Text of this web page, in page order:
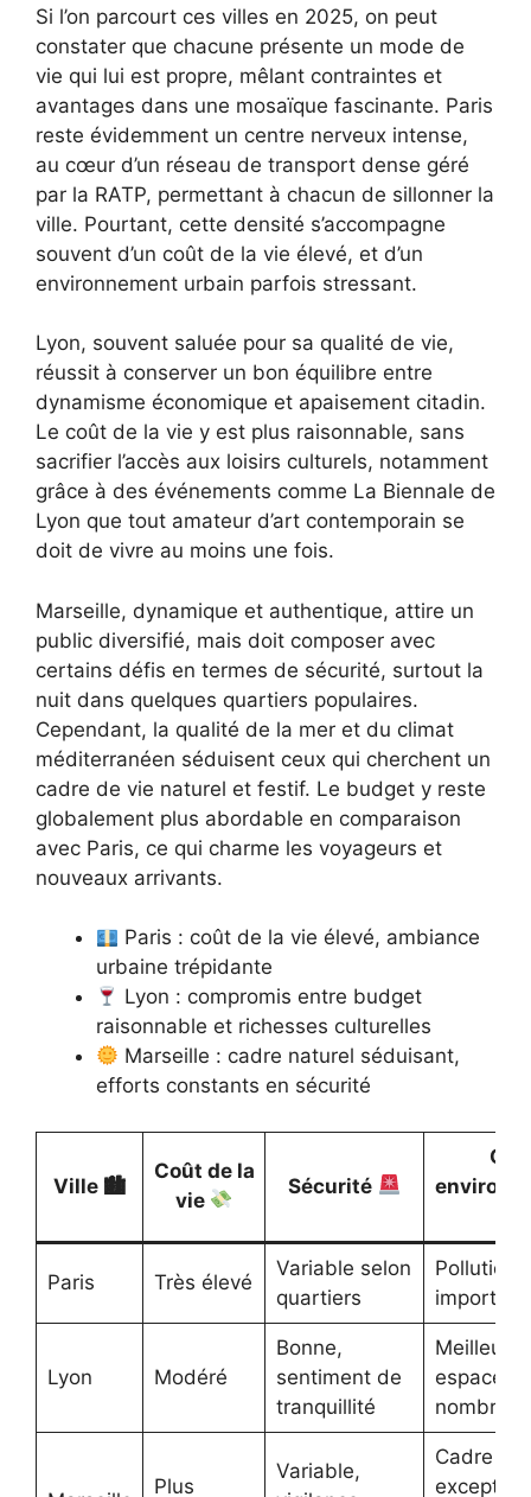
Si l’on parcourt ces villes en 2025, on peut
constater que chacune présente un mode de
vie qui lui est propre, mêlant contraintes et
avantages dans une mosaïque fascinante. Paris
reste évidemment un centre nerveux intense,
au cœur d’un réseau de transport dense géré
par la RATP, permettant à chacun de sillonner la
ville. Pourtant, cette densité s’accompagne
souvent d’un coût de la vie élevé, et d’un
environnement urbain parfois stressant.
Lyon, souvent saluée pour sa qualité de vie,
réussit à conserver un bon équilibre entre
dynamisme économique et apaisement citadin.
Le coût de la vie y est plus raisonnable, sans
sacrifier l’accès aux loisirs culturels, notamment
grâce à des événements comme La Biennale de
Lyon que tout amateur d’art contemporain se
doit de vivre au moins une fois.
Marseille, dynamique et authentique, attire un
public diversifié, mais doit composer avec
certains défis en termes de sécurité, surtout la
nuit dans quelques quartiers populaires.
Cependant, la qualité de la mer et du climat
méditerranéen séduisent ceux qui cherchent un
cadre de vie naturel et festif. Le budget y reste
globalement plus abordable en comparaison
avec Paris, ce qui charme les voyageurs et
nouveaux arrivants.
Paris : coût de la vie élevé, ambiance
urbaine trépidante
Lyon : compromis entre budget
raisonnable et richesses culturelles
Marseille : cadre naturel séduisant,
efforts constants en sécurité
Ville 🏙
Coût de la
vie
Sécurité
Paris Très élevé
Variable selon
quartiers
Pollution
Lyon Modéré
Bonne,
sentiment de
tranquillité
Meilleur
espaces
nombreux
Plus
Variable,
Cadre